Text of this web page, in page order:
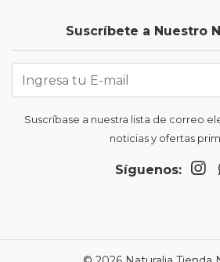
Suscríbete a Nuestro
Suscríbase a nuestra lista de correo
noticias y ofertas
Síguenos: